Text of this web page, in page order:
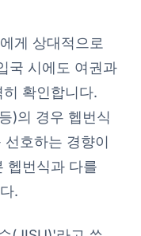
게 상대적으로
국 시에도 여권과
확인합니다.
)의 경우 헵번식
호하는 경향이
헵번식과 다를
.